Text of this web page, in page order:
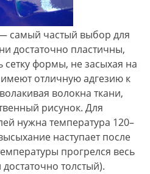
самый частый выбор для
достаточно пластичны,
сетку формы, не засыхая на
отличную адгезию к
волокна ткани,
рисунок. Для
нужна температура 120–
наступает после
прогрелся весь
толстый).